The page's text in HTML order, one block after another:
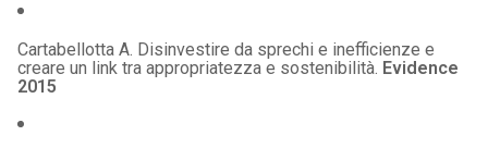
Cartabellotta A. Disinvestire da sprechi e inefficienze e
creare un link tra appropriatezza e sostenibilità. Evidence
2015